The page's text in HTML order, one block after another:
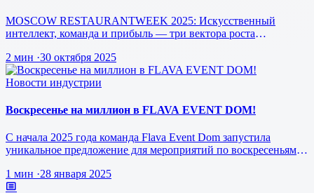
MOSCOW RESTAURANTWEEK 2025: Искусственный
интеллект, команда и прибыль — три вектора роста
2 мин ·30 октября 2025
Новости индустрии
Воскресенье на миллион в FLAVA EVENT DOM!
С начала 2025 года команда Flava Event Dom запустила
уникальное предложение для мероприятий по воскресеньям за
1 мин ·28 января 2025